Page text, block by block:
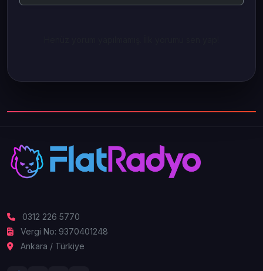
0312 226 5770
Vergi No: 9370401248
Ankara / Türkiye